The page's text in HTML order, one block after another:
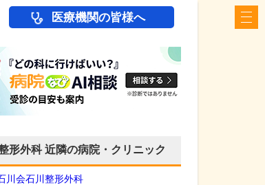
医療機関の皆様へ
形外科近隣の病院・クリニック
川会石川整形外科